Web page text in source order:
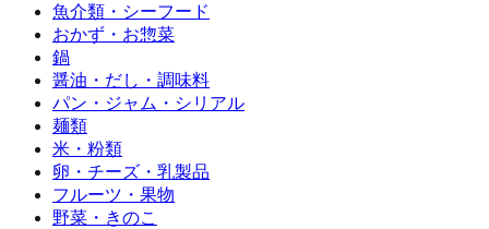
魚介類・シーフード
おかず・お惣菜
鍋
醤油・だし・調味料
パン・ジャム・シリアル
麺類
米・粉類
卵・チーズ・乳製品
フルーツ・果物
野菜・きのこ